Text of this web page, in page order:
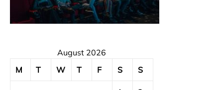
August 2026
M
T W T F S S